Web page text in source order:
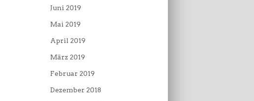
Juni 2019
Mai 2019
April 2019
März 2019
Februar 2019
Dezember 2018